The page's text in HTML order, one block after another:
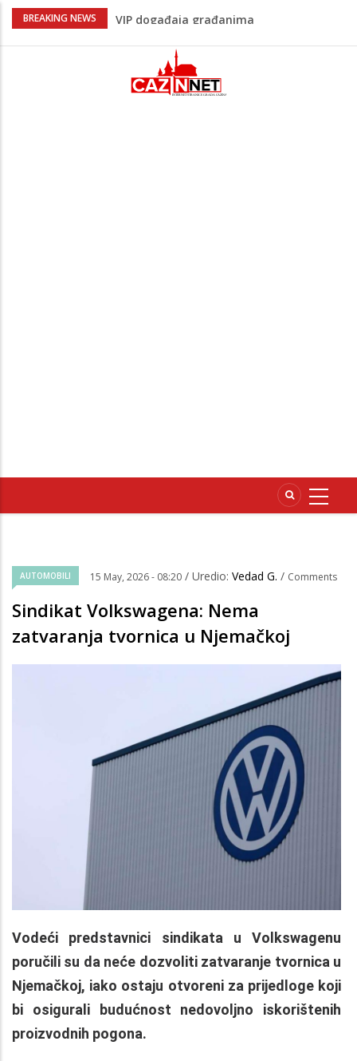
BREAKING NEWS
Sarajevo ipak u Mostaru igra
Premijer lige BiH
Lepa Brena pala na koncertu u Budvi
nakon kultnog zamaha nogom: "Nisi bio
AUTOMOBILI 15 May, 2026 - 08:20 / Uredio: Vedad G. / Comments
Sindikat Volkswagena: Nema
zatvaranja tvornica u Njemačkoj
Vodeći predstavnici sindikata u Volkswagenu
poručili su da neće dozvoliti zatvaranje tvornica u
Njemačkoj, iako ostaju otvoreni za prijedloge koji
bi osigurali budućnost nedovoljno iskorištenih
proizvodnih pogona.